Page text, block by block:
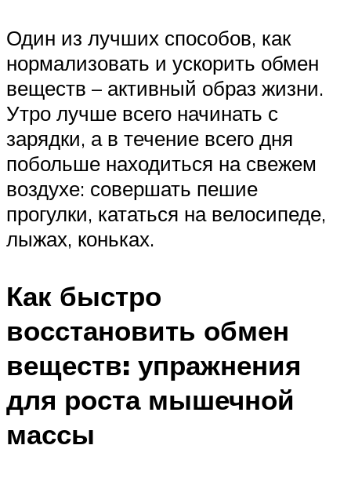
Один из лучших способов, как
нормализовать и ускорить обмен
веществ – активный образ жизни.
Утро лучше всего начинать с
зарядки, а в течение всего дня
побольше находиться на свежем
воздухе: совершать пешие
прогулки, кататься на велосипеде,
лыжах, коньках.
Как быстро
восстановить обмен
веществ: упражнения
для роста мышечной
массы